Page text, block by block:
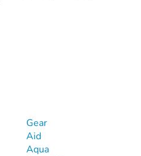
Gear
Aid
Aqua